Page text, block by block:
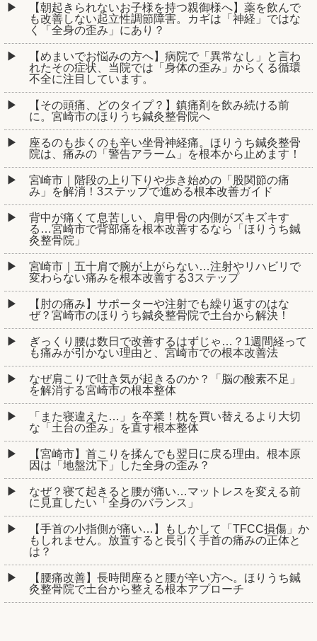
【朝起きられないお子様を持つ親御様へ】薬を飲んで
も改善しない起立性調節障害。カギは「神経」ではな
く「全身の歪み」にあり？
【めまいでお悩みの方へ】病院で「異常なし」と言わ
れたその症状、当院では「身体の歪み」からくる循環
不全に注目しています。
【その頭痛、どのタイプ？】鎮痛剤を飲み続ける前
に。宮崎市のほりうち鍼灸整骨院へ
座るのも歩くのも辛い坐骨神経痛。ほりうち鍼灸整骨
院は、痛みの「警告アラーム」を根本から止めます！
宮崎市｜階段の上り下りや歩き始めの「股関節の痛
み」を解消！3ステップで進める根本改善ガイド
背中が痛くて息苦しい、肩甲骨の内側がズキズキす
る…宮崎市で背部痛を根本改善するなら「ほりうち鍼
灸整骨院」
宮崎市｜五十肩で腕が上がらない…注射やリハビリで
変わらない痛みを根本改善する3ステップ
【肘の痛み】サポーターや注射でも繰り返すのはな
ぜ？宮崎市のほりうち鍼灸整骨院で土台から解決！
ぎっくり腰は数日で改善するはずじゃ…？1週間経って
も痛みが引かない理由と、宮崎市での根本改善法
なぜ肩こりで吐き気が起きるのか？「脳の酸素不足」
を解消する宮崎市の根本整体
「また寝違えた…」を卒業！枕を買い替えるより大切
な「土台の歪み」を直す根本整体
【宮崎市】首こりを揉んでも翌日に戻る理由。根本原
因は「地盤沈下」した全身の歪み？
なぜ？寝て起きると腰が痛い…マットレスを変える前
に見直したい「全身のバランス」
【手首の小指側が痛い…】もしかして「TFCC損傷」か
もしれません。放置すると長引く手首の痛みの正体と
は？
【腰痛改善】長時間座ると腰が辛い方へ。ほりうち鍼
灸整骨院で土台から整える根本アプローチ